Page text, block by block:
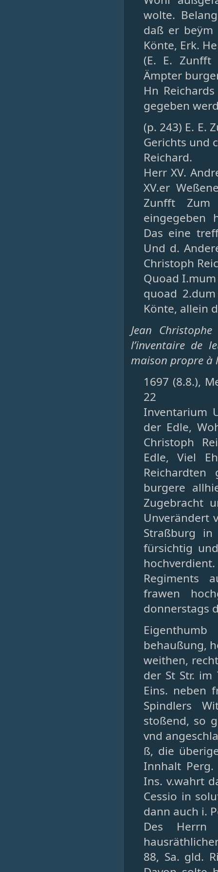
wolte.
daß er beÿm
Könte, Erk.
(E. E. Zunfft
Ämpter
Hn
gegeben
(p. 243) E. E.
Gerichts und
Reichard.
Herr XV.
XV.er
Zunfft
eingegeben
Das eine
Und d.
Christoph
Quoad
quoad
Könte, allein
Jean
l’inventaire de
maison propre à
1697 (8.8.),
22
Inventarium
der Edle,
Christoph
Edle, Viel
burgere
Zugebracht
Unverändert
Straßburg
fürsichtig
Regiments
frawen
donnerstags
behaußung,
weithen,
der St Str.
Eins. neben
Spindlers
stoßend, so
vnd
ß, die
Innhalt
Ins. v.wahrt
Cessio in
dann auch i.
Des
88, Sa. gld.